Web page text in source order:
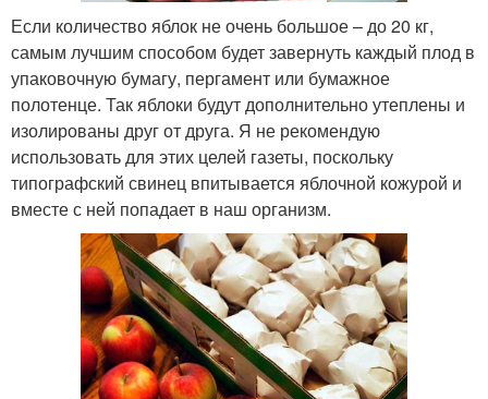
Если количество яблок не очень большое – до 20 кг,
самым лучшим способом будет завернуть каждый плод в
упаковочную бумагу, пергамент или бумажное
полотенце. Так яблоки будут дополнительно утеплены и
изолированы друг от друга. Я не рекомендую
использовать для этих целей газеты, поскольку
типографский свинец впитывается яблочной кожурой и
вместе с ней попадает в наш организм.